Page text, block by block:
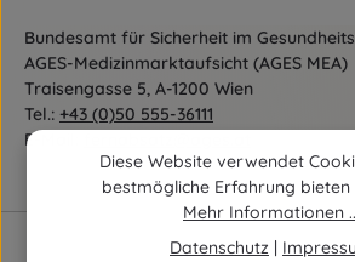
Bundesamt für Sicherheit im
AGES-Medizinmarktaufsicht (AGES MEA)
Traisengasse 5, A-1200 Wien
Tel.: +43 (0)50 555-36111
E-Mail:
Diese Website verwendet
bestmögliche Erfahrung bieten
Mehr Informationen
Datenschutz